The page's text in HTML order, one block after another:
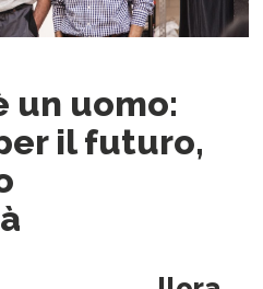
un uomo:
il futuro,